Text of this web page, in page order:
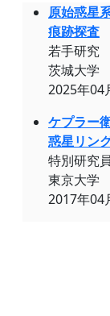
原始惑星
痕跡探査
若手研究
茨城大学
2025年04
ケプラー
惑星リン
特別研究
東京大学
2017年04